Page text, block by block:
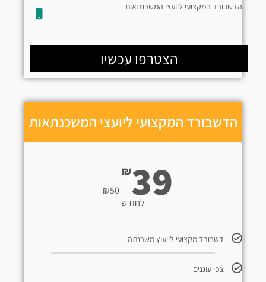
הדשבורד המקצועי ליועצי המשכנתאות
₪50
₪39
לחודש
דשבורד מקצועי לייעוץ משכנתה
צפי עוגנים
הדשבורד המקצועי ליועצי המשכנתאות
הצטרפו עכשיו